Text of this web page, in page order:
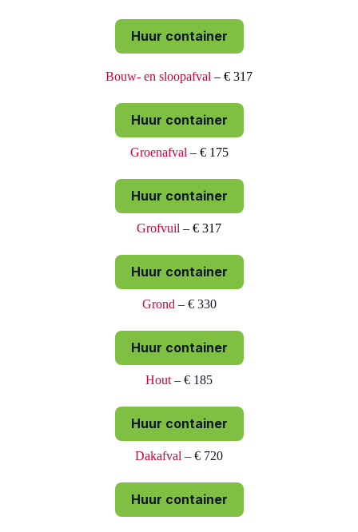
Huur container
Bouw- en sloopafval – € 317
Huur container
Groenafval – € 175
Huur container
Grofvuil – € 317
Huur container
Grond – € 330
Huur container
Hout – € 185
Huur container
Dakafval – € 720
Huur container